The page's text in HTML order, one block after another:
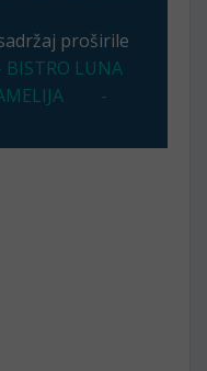
proširile
BISTRO LUNA
-